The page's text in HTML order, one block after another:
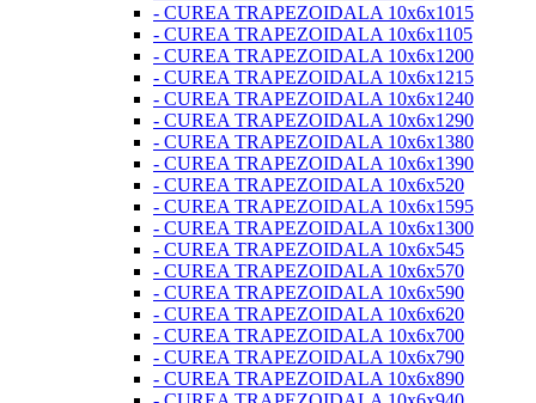
- CUREA TRAPEZOIDALA 10x6x1015
- CUREA TRAPEZOIDALA 10x6x1105
- CUREA TRAPEZOIDALA 10x6x1200
- CUREA TRAPEZOIDALA 10x6x1215
- CUREA TRAPEZOIDALA 10x6x1240
- CUREA TRAPEZOIDALA 10x6x1290
- CUREA TRAPEZOIDALA 10x6x1380
- CUREA TRAPEZOIDALA 10x6x1390
- CUREA TRAPEZOIDALA 10x6x520
- CUREA TRAPEZOIDALA 10x6x1595
- CUREA TRAPEZOIDALA 10x6x1300
- CUREA TRAPEZOIDALA 10x6x545
- CUREA TRAPEZOIDALA 10x6x570
- CUREA TRAPEZOIDALA 10x6x590
- CUREA TRAPEZOIDALA 10x6x620
- CUREA TRAPEZOIDALA 10x6x700
- CUREA TRAPEZOIDALA 10x6x790
- CUREA TRAPEZOIDALA 10x6x890